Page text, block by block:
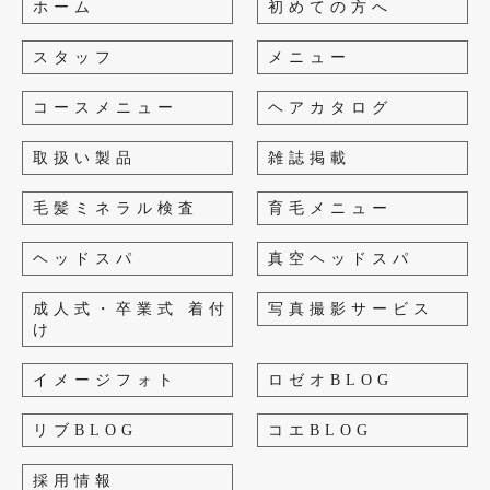
ホーム 初めての方へ
スタッフ メニュー
コースメニュー ヘアカタログ
取扱い製品 雑誌掲載
毛髪ミネラル検査 育毛メニュー
ヘッドスパ 真空ヘッドスパ
成人式・卒業式 着付
け
写真撮影サービス
イメージフォト ロゼオBLOG
リブBLOG コエBLOG
採用情報